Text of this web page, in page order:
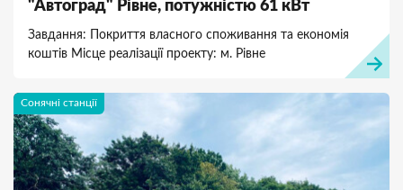
"Автоград" Рівне, потужністю 61 кВт
Завдання: Покриття власного споживання та економія
коштів Місце реалізації проекту: м. Рівне
Сонячні станції